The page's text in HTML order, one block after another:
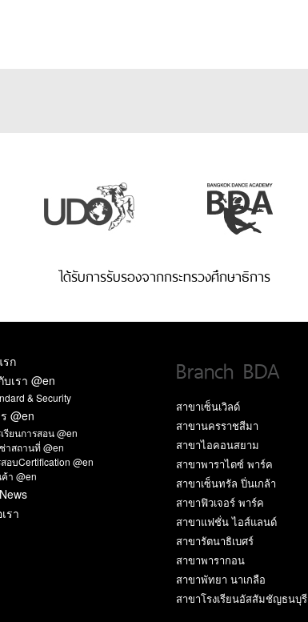
ได้รับการรับรองจากกระทรวงศึกษาธิการ
ก
บเรา @en
& Security
@en
รียนการสอน @en
าสถานที่ @en
อบCertification @en
า @en
รา
Branch BDA
สาขาเซ็นเวิลด์
สาขานครราชสีมา
สาขาไอคอนสยาม
สาขาพาราไดซ์ พาร์ค
สาขาเซ็นทรัล ปิ่นเกล้า
สาขาฟิวเจอร์ พาร์ค
สาขาแฟชั่น ไอส์แลนด์
สาขารัตนาธิเบศร์
สาขาพารากอน
สาขาพัทยา นาเกลือ
สาขาโรงเรียนอัสสัมชัญธนบุรี